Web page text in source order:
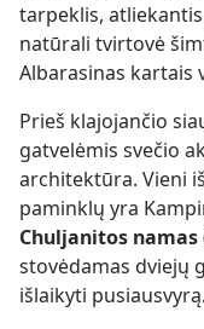
tarpeklis,
natūrali tvirtovė
Albarasinas kartais
Prieš klajojančio
gatvelėmis svečio
architektūra. Vieni
paminklų yra
Chuljanitos namas
stovėdamas dviejų
išlaikyti pusiausvyrą.